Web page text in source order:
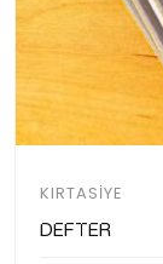
KIRTASIYE
Defter